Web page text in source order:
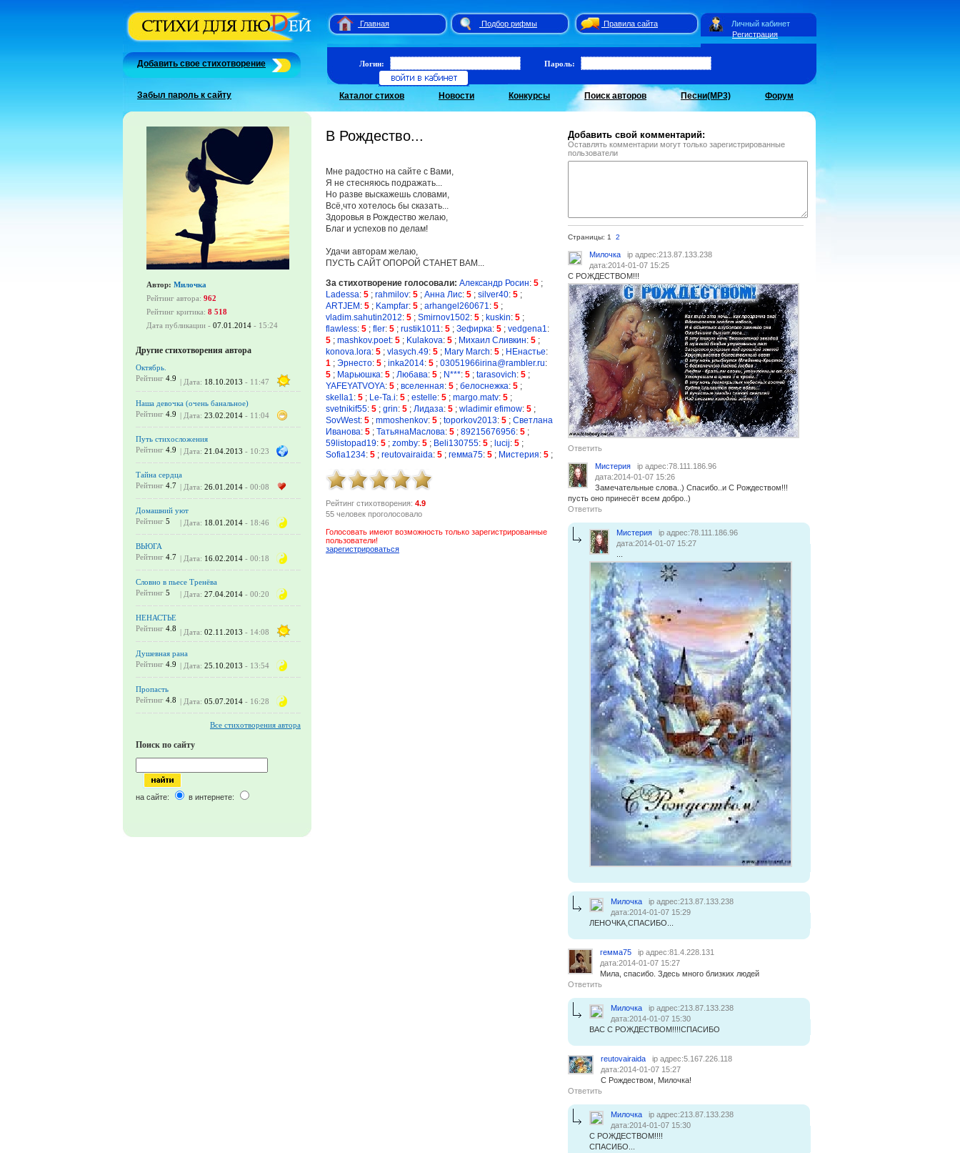
Главная Подбор рифмы
Правила сайта
Регистрация
Личный кабинет
Добавить свое стихотворение
Забыл пароль к сайту
Логин: Пароль:
Каталог стихов Новости Конкурсы Поиск авторов Песни(MP3) Форум
Автор: Милочка
Рейтинг автора: 962
Рейтинг критика: 8 518
Дата публикации - 07.01.2014 - 15:24
Другие стихотворения автора
Октябрь.
Рейтинг 4.9 | Дата: 18.10.2013 - 11:47
Наша девочка (очень банальное)
Рейтинг 4.9 | Дата: 23.02.2014 - 11:04
Путь стихосложения
Рейтинг 4.9 | Дата: 21.04.2013 - 10:23
Тайна сердца
Рейтинг 4.7 | Дата: 26.01.2014 - 00:08
Домашний уют
Рейтинг 5 | Дата: 18.01.2014 - 18:46
ВЬЮГА
Рейтинг 4.7 | Дата: 16.02.2014 - 00:18
Словно в пьесе Тренёва
Рейтинг 5 | Дата: 27.04.2014 - 00:20
НЕНАСТЬЕ
Рейтинг 4.8 | Дата: 02.11.2013 - 14:08
Душевная рана
Рейтинг 4.9 | Дата: 25.10.2013 - 13:54
Пропасть
Рейтинг 4.8 | Дата: 05.07.2014 - 16:28
Все стихотворения автора
Поиск по сайту
на сайте: в интернете:
В Рождество...
Мне радостно на сайте с Вами,
Я не стесняюсь подражать...
Но разве выскажешь словами,
Всё,что хотелось бы сказать...
Здоровья в Рождество желаю,
Благ и успехов по делам!
Удачи авторам желаю,
ПУСТЬ САЙТ ОПОРОЙ СТАНЕТ ВАМ...
За стихотворение голосовали: Александр Росин: 5 ;
Ladessa: 5 ; rahmilov: 5 ; Анна Лис: 5 ; silver40: 5 ;
ARTJEM: 5 ; Kampfar: 5 ; arhangel260671 : 5 ;
vladim.sahutin2012: 5 ; Smirnov1502: 5 ; kuskin: 5 ;
flawless: 5 ; fler: 5 ; rustik1011 : 5 ; Зефирка: 5 ; vedgena1 :
5 ; mashkov.poet: 5 ; Kulakova: 5 ; Михаил Сливкин: 5 ;
konova.lora: 5 ; vlasych.49: 5 ; Mary March: 5 ; НЕнастье:
1 ; Эрнесто: 5 ; inka2014: 5 ; 03051966irina@rambler.ru:
5 ; Марьюшка: 5 ; Любава: 5 ; N***: 5 ; tarasovich: 5 ;
YAFEYATVOYA: 5 ; вселенная: 5 ; белоснежка: 5 ;
skella1 : 5 ; Le-Ta.i: 5 ; estelle: 5 ; margo.matv: 5 ;
svetnikif55: 5 ; grin: 5 ; Лидаза: 5 ; wladimir efimow: 5 ;
SovWest: 5 ; mmoshenkov: 5 ; toporkov2013: 5 ; Светлана
Иванова: 5 ; ТатьянаМаслова: 5 ; 89215676956: 5 ;
59listopad19: 5 ; zomby: 5 ; Beli130755: 5 ; lucij: 5 ;
Sofia1234: 5 ; reutovairaida: 5 ; гемма75: 5 ; Мистерия: 5 ;
Рейтинг стихотворения: 4.9
55 человек проголосовало
Голосовать имеют возможность только зарегистрированные
пользователи!
зарегистрироваться
Добавить свой комментарий:
Оставлять комментарии могут только зарегистрированные
пользователи
Страницы: 1 2
Милочка
ip адрес:213.87.133.238
дата:2014-01-07 15:25
С РОЖДЕСТВОМ!!!
Ответить
Мистерия
ip адрес:78.111.186.96
дата:2014-01-07 15:26
Замечательные слова..) Спасибо..и С Рождеством!!!
пусть оно принесёт всем добро..)
Ответить
Мистерия
ip адрес:78.111.186.96
дата:2014-01-07 15:27
Милочка
ip адрес:213.87.133.238
дата:2014-01-07 15:29
ЛЕНОЧКА,СПАСИБО...
гемма75
ip адрес:81.4.228.131
дата:2014-01-07 15:27
Мила, спасибо. Здесь много близких людей
Ответить
Милочка
ip адрес:213.87.133.238
дата:2014-01-07 15:30
ВАС С РОЖДЕСТВОМ!!!!СПАСИБО
reutovairaida
ip адрес:5.167.226.118
дата:2014-01-07 15:27
С Рождеством, Милочка!
Ответить
Милочка
ip адрес:213.87.133.238
дата:2014-01-07 15:30
С РОЖДЕСТВОМ!!!!
СПАСИБО...